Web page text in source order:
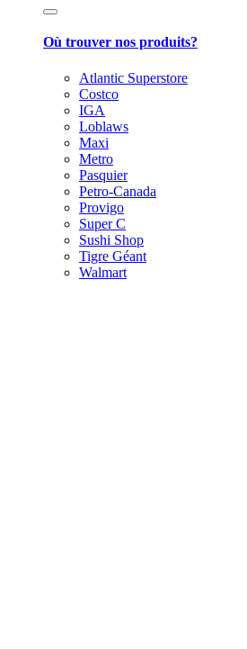
Où trouver nos produits?
Atlantic Superstore
Costco
IGA
Loblaws
Maxi
Metro
Pasquier
Petro-Canada
Provigo
Super C
Sushi Shop
Tigre Géant
Walmart